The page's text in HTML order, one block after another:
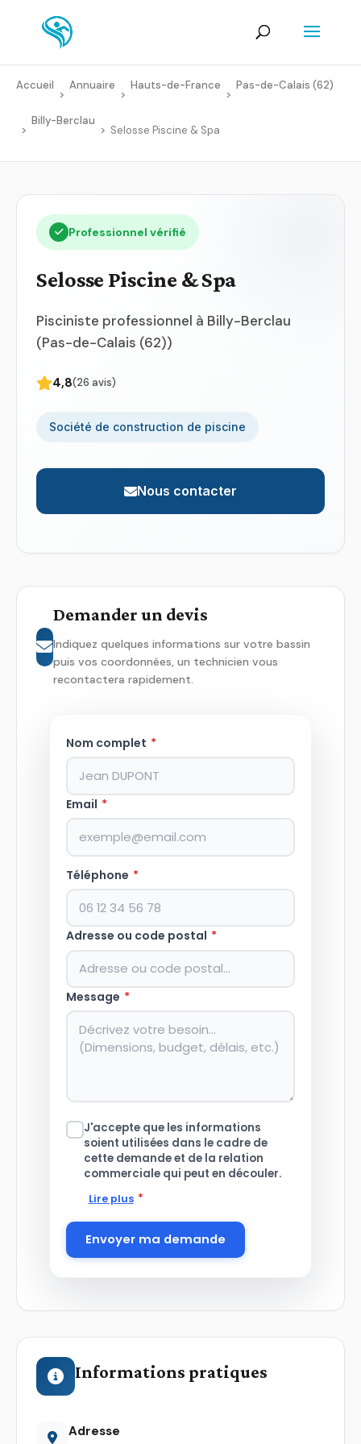
Accueil
>
Annuaire
>
Hauts-de-France
>
Pas-de-Calais (62)
>
Billy-Berclau
> Selosse Piscine & Spa
Professionnel vérifié
Selosse Piscine & Spa
Pisciniste professionnel à Billy-Berclau
(Pas-de-Calais (62))
4,8(26 avis)
Société de construction de piscine
Nous contacter
Demander un devis
Indiquez quelques informations sur votre bassin
puis vos coordonnées, un technicien vous
recontactera rapidement.
Nom complet *
Email *
Téléphone *
Adresse ou code postal *
Message *
J'accepte que les informations
soient utilisées dans le cadre de
cette demande et de la relation
commerciale qui peut en découler.
Lire plus *
Envoyer ma demande
Informations pratiques
Adresse